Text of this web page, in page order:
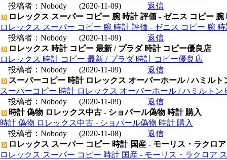
投稿者： Nobody (2020-11-09)
返信
ロレックス スーパー コピー 腕 時計 評価 - ゼニス コピー 腕
ロレックス スーパー コピー 腕 時計 評価 - ゼニス コピー 腕
投稿者： Nobody (2020-11-09)
返信
ロレックス 時計 コピー 最新 / プラダ 時計 コピー優良店
ロレックス 時計 コピー 最新 / プラダ 時計 コピー優良店
投稿者： Nobody (2020-11-09)
返信
スーパーコピー 時計 ロレックス オーバーホール / ハミル
スーパーコピー 時計 ロレックス オーバーホール / ハミルトン
投稿者： Nobody (2020-11-09)
返信
時計 偽物 ロレックス中古 - ショパール偽物 時計 購入
時計 偽物 ロレックス中古 - ショパール偽物 時計 購入
投稿者： Nobody (2020-11-08)
返信
ロレックス スーパー コピー 時計 国産 - モーリス・ラクロ
ロレックス スーパー コピー 時計 国産 - モーリス・ラクロア